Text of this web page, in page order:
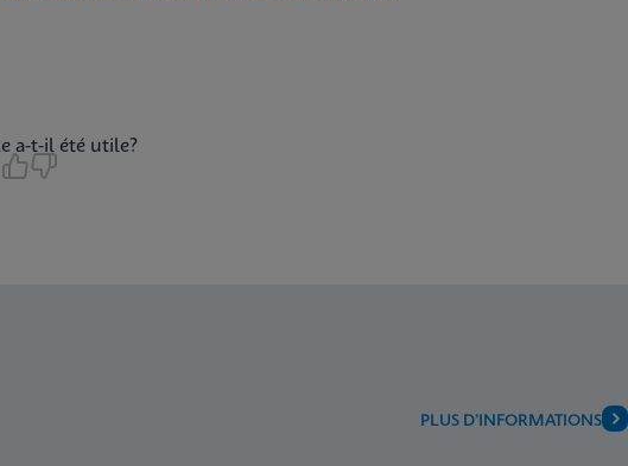
a-t-il été utile?
PLUS D’INFORMATIONS